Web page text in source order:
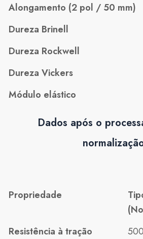
Alongamento (2 pol / 50 mm)
Dureza Brinell
Dureza Rockwell
Dureza Vickers
Módulo elástico
Dados após o
Propriedade
Resistência à tração